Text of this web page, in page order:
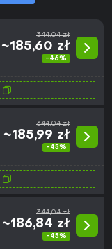
344,04 zł
~185,60 zł
-46%
344,04 zł
~185,99 zł
-45%
344,04 zł
~186,84 zł
-45%